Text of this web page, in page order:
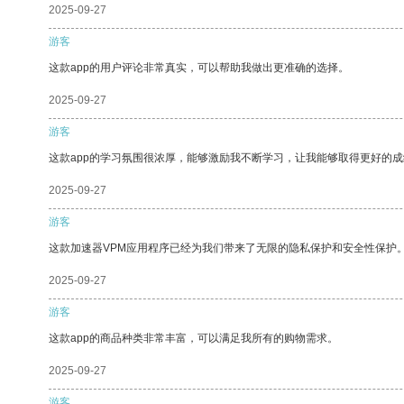
2025-09-27
游客
这款app的用户评论非常真实，可以帮助我做出更准确的选择。
2025-09-27
游客
这款app的学习氛围很浓厚，能够激励我不断学习，让我能够取得更好的
2025-09-27
游客
这款加速器VPM应用程序已经为我们带来了无限的隐私保护和安全性保护
2025-09-27
游客
这款app的商品种类非常丰富，可以满足我所有的购物需求。
2025-09-27